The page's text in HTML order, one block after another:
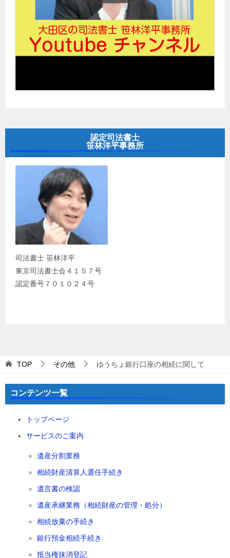
認定司法書士
笹林洋平事務所
司法書士 笹林洋平
東京司法書士会４１５７号
認定番号７０１０２４号
TOP その他 ゆうちょ銀行口座の相続に関して
コンテンツ一覧
トップページ
サービスのご案内
遺産分割業務
相続財産清算人選任手続き
遺言書の検認
遺産承継業務（相続財産の管理・処分）
相続放棄の手続き
銀行預金相続手続き
抵当権抹消登記